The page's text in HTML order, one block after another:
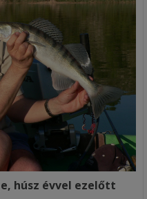
húsz évvel ezelőtt